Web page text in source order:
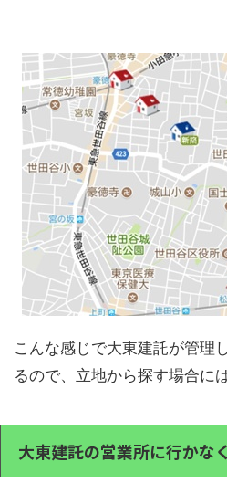
こんな感じで大東建託が管理
るので、立地から探す場合に
大東建託の営業所に行かな